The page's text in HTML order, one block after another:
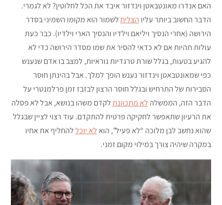
האם אנדרו מאונטבאטן וינדזור איבד את הכל לחלוטין? לא לגמרי.
הדבר החשוב ביותר עליו הצליח לשמור הוא מקומו השמיני בסדר
הירושה (אחרי הנסיך ויליאם וילדיו והנסיך הארי וילדיו). כבר כעת
עולות תהיות אם לא כדאי להסיר את שמו מסדר הירושה כדי לא
להגיע בטעות, בגלל שורת טרגדיות נוראיות, למצב בו אדם שנענש
כפי שמאונטבאטן וינדזור נענש הופך למלך. אבל בהינתן חוסר
הסבירות של התרחיש ובגלל חוסר הרצון לבזבז זמן פרלמנטרי על
הדבר הזה, הממשלה לא מתכוונתלקדם משהו בנושא, אבל לא פסלה
את הרעיון שתאפשר לחקיקה פרטית להתקדם. עוד רצוי לציין שבגלל
שהוא נחשב לבן מלוכה “לא פעיל”, הואלא יוכללהחליף את אחיו
במקרה שיהיה צורך במילוי מקום זמני.